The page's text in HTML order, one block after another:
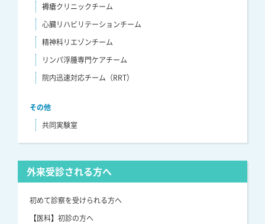
褥瘡クリニックチーム
心臓リハビリテーションチーム
精神科リエゾンチーム
リンパ浮腫専門ケアチーム
院内迅速対応チーム（RRT）
その他
共同実験室
外来受診される方へ
初めて診察を受けられる方へ
【医科】初診の方へ